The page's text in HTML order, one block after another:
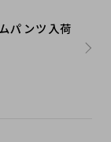
パンツ入荷